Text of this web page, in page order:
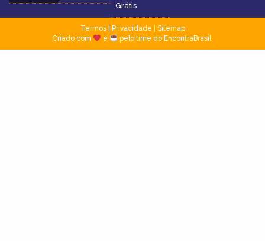
Grátis
Termos| Privacidade
Sitemap
Criado com
e pelo time do EncontraBrasil